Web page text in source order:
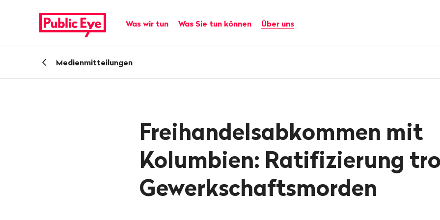
publiceye.ch
Hauptnavigation
Was wir tun Was Sie tun können Über uns
ZurückMedienmitteilungen
Freihandelsabkommen mit
Kolumbien: Ratifizierung
Gewerkschaftsmorden